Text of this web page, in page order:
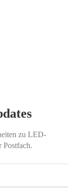
zu LED-
Postfach.